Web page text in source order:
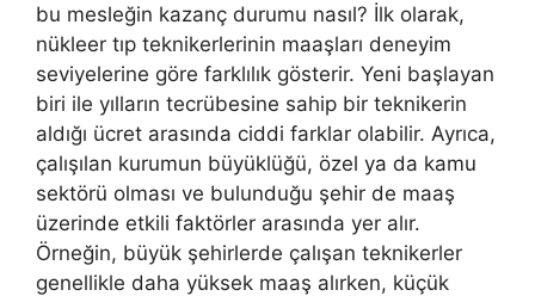
bu mesleğin kazanç durumu nasıl? İlk olarak,
nükleer tıp teknikerlerinin maaşları deneyim
seviyelerine göre farklılık gösterir. Yeni başlayan
biri ile yılların tecrübesine sahip bir teknikerin
aldığı ücret arasında ciddi farklar olabilir. Ayrıca,
çalışılan kurumun büyüklüğü, özel ya da kamu
sektörü olması ve bulunduğu şehir de maaş
üzerinde etkili faktörler arasında yer alır.
Örneğin, büyük şehirlerde çalışan teknikerler
genellikle daha yüksek maaş alırken, küçük